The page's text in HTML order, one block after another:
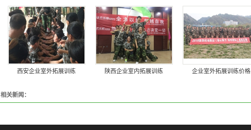
西安企业室外拓展训练 陕西企业室内拓展训练 企业室外拓展训练价格
相关新闻：